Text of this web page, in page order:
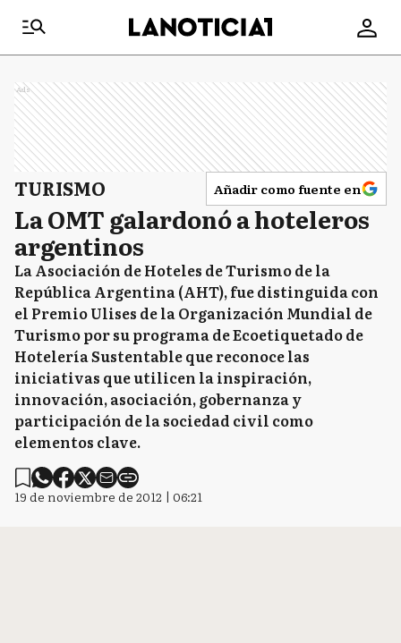
Ads
TURISMO Añadir como fuente en
La OMT galardonó a hoteleros
argentinos
La Asociación de Hoteles de Turismo de la
República Argentina (AHT), fue distinguida con
el Premio Ulises de la Organización Mundial de
Turismo por su programa de Ecoetiquetado de
Hotelería Sustentable que reconoce las
iniciativas que utilicen la inspiración,
innovación, asociación, gobernanza y
participación de la sociedad civil como
elementos clave.
19 de noviembre de 2012 | 06:21